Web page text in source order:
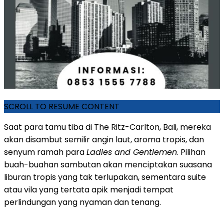
SCROLL TO RESUME CONTENT
Saat para tamu tiba di The Ritz-Carlton, Bali, mereka
akan disambut semilir angin laut, aroma tropis, dan
senyum ramah paraLadies and Gentlemen. Pilihan
buah-buahan sambutan akan menciptakan suasana
liburan tropis yang tak terlupakan, sementara suite
atau vila yang tertata apik menjadi tempat
perlindungan yang nyaman dan tenang.